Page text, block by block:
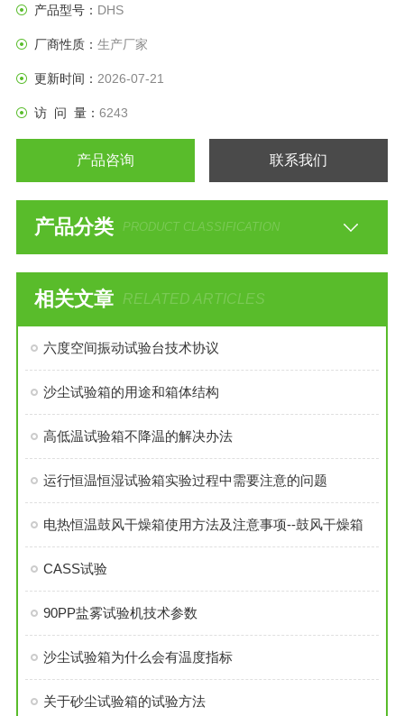
产品型号： DHS
厂商性质： 生产厂家
更新时间： 2026-07-21
访 问 量： 6243
产品咨询 联系我们
产品分类 PRODUCT CLASSIFICATION
相关文章 RELATED ARTICLES
六度空间振动试验台技术协议
沙尘试验箱的用途和箱体结构
高低温试验箱不降温的解决办法
运行恒温恒湿试验箱实验过程中需要注意的问题
电热恒温鼓风干燥箱使用方法及注意事项--鼓风干燥箱
CASS试验
90PP盐雾试验机技术参数
沙尘试验箱为什么会有温度指标
关于砂尘试验箱的试验方法